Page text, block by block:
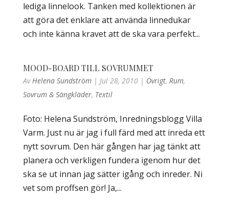
lediga linnelook. Tanken med kollektionen är
att göra det enklare att använda linnedukar
och inte känna kravet att de ska vara perfekt...
MOOD-BOARD TILL SOVRUMMET
AvHelena Sundström| Jul 28, 2010| Övrigt, Rum,
Sovrum & Sängkläder, Textil
Foto: Helena Sundström, Inredningsblogg Villa
Varm. Just nu är jag i full färd med att inreda ett
nytt sovrum. Den här gången har jag tänkt att
planera och verkligen fundera igenom hur det
ska se ut innan jag sätter igång och inreder. Ni
vet som proffsen gör! Ja,...